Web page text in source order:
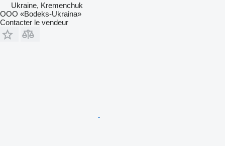
Ukraine, Kremenchuk
OOO «Bodeks-Ukraina»
Contacter le vendeur